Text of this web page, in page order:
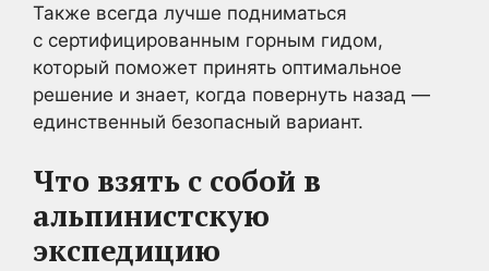
Также всегда лучше подниматься
с сертифицированным горным гидом,
который поможет принять оптимальное
решение и знает, когда повернуть назад —
единственный безопасный вариант.
Что взять с собой в
альпинистскую
экспедицию